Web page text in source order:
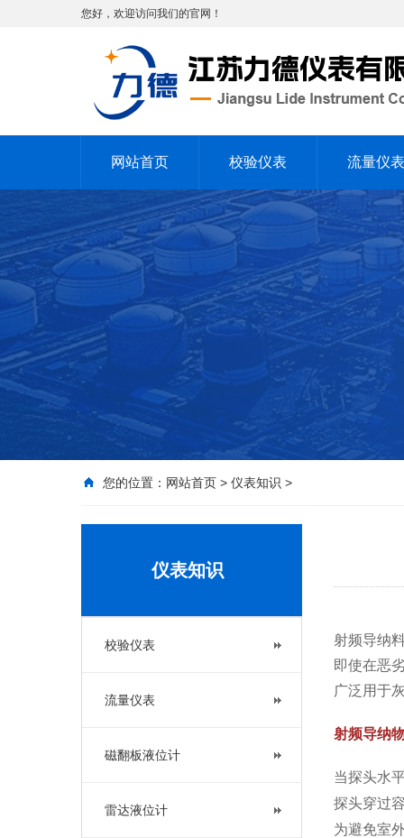
您好，欢迎访问我们的官网！
网站首页 校验仪表 流量仪表
您的位置： 网站首页 > 仪表知识 >
仪表知识
校验仪表
流量仪表
磁翻板液位计
雷达液位计
射频导纳
即使在恶
广泛用于
射频导纳
当探头水
探头穿过
为避免室